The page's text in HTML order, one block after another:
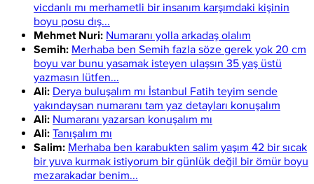
vicdanlı mı merhametli bir insanım karşımdaki kişinin
boyu posu dış...
Mehmet Nuri: Numaranı yolla arkadaş olalım
Semih: Merhaba ben Semih fazla söze gerek yok 20 cm
boyu var bunu yasamak isteyen ulaşsın 35 yaş üstü
yazmasın lütfen...
Ali: Derya buluşalım mı İstanbul Fatih teyim sende
yakındaysan numaranı tam yaz detayları konuşalım
Ali: Numaranı yazarsan konuşalım mı
Ali: Tanışalım mı
Salim: Merhaba ben karabukten salim yaşım 42 bir sıcak
bir yuva kurmak istiyorum bir günlük değil bir ömür boyu
mezarakadar benim...